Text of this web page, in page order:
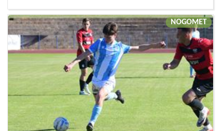
NOGOMET